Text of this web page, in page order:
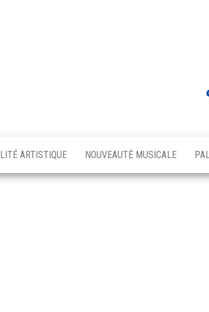
ARTISTIQUE NOUVEAUTÉ MUSICALE